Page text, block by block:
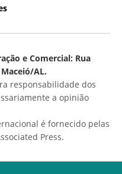
e Comercial: Rua
AL.
responsabilidade dos
a opinião
é fornecido pelas
Press.